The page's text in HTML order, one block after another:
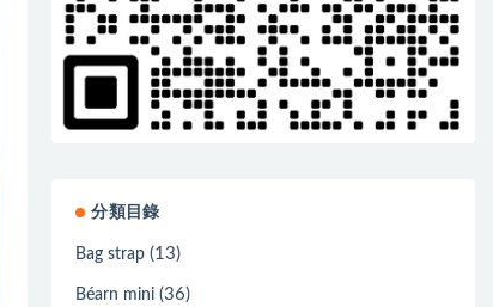
分類目錄
Bag strap (13)
Béarn mini (36)